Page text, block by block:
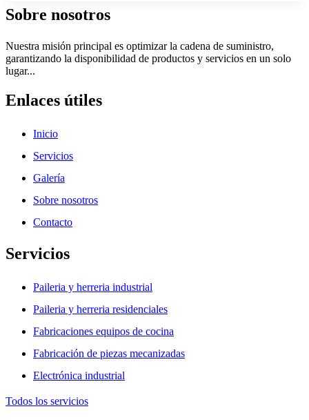
Sobre nosotros
Nuestra misión principal es optimizar la cadena de suministro,
garantizando la disponibilidad de productos y servicios en un solo
lugar...
Enlaces útiles
Inicio
Servicios
Galería
Sobre nosotros
Contacto
Servicios
Paileria y herreria industrial
Paileria y herreria residenciales
Fabricaciones equipos de cocina
Fabricación de piezas mecanizadas
Electrónica industrial
Todos los servicios